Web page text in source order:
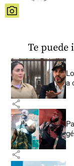
share
Te puede
a
share
share